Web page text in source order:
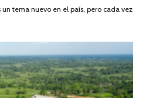
DE
tema nuevo en el país, pero cada vez